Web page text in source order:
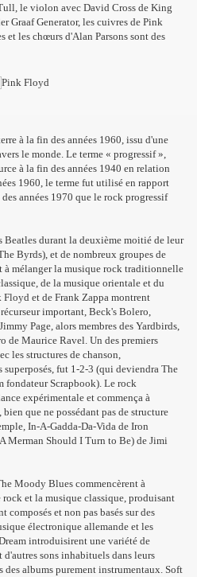
le violon avec David Cross de King
Graaf Generator, les cuivres de Pink
et les chœurs d'Alan Parsons sont des
à la fin des années 1960, issu d'une
le monde. Le terme « progressif »,
à la fin des années 1940 en relation
1960, le terme fut utilisé en rapport
années 1970 que le rock progressif
Beatles durant la deuxième moitié de leur
Byrds), et de nombreux groupes de
à mélanger la musique rock traditionnelle
de la musique orientale et du
et de Frank Zappa montrent
important, Beck's Bolero,
Page, alors membres des Yardbirds,
de Maurice Ravel. Un des premiers
les structures de chanson,
fut 1-2-3 (qui deviendra The
fondateur Scrapbook). Le rock
expérimentale et commença à
que ne possédant pas de structure
In-A-Gadda-Da-Vida de Iron
Merman Should I Turn to Be) de Jimi
Moody Blues commencèrent à
et la musique classique, produisant
et non pas basés sur des
électronique allemande et les
introduisirent une variété de
d'autres sons inhabituels dans leurs
albums purement instrumentaux. Soft